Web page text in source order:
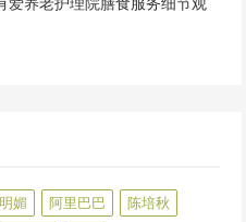
媚 阿里巴巴
陈培秋